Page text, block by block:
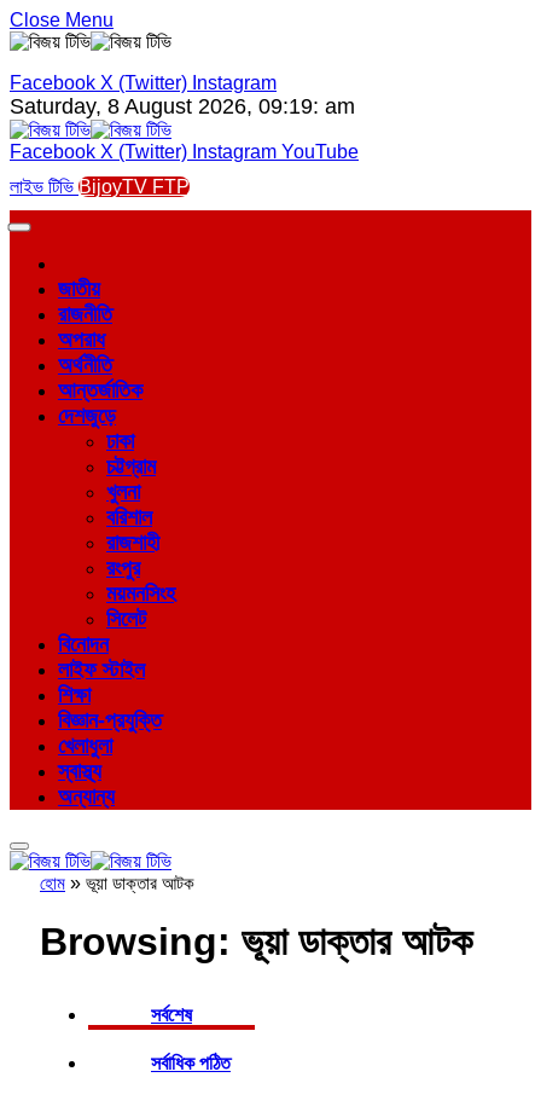
Close Menu
Facebook X (Twitter) Instagram
Saturday, 8 August 2026, 09:19: am
Facebook X (Twitter) Instagram YouTube
লাইভ টিভি BijoyTV FTP
জাতীয়
রাজনীতি
অপরাধ
অর্থনীতি
আন্তর্জাতিক
দেশজুড়ে
ঢাকা
চট্টগ্রাম
খুলনা
বরিশাল
রাজশাহী
রংপুর
ময়মনসিংহ
সিলেট
বিনোদন
লাইফ স্টাইল
শিক্ষা
বিজ্ঞান-প্রযুক্তি
খেলাধুলা
স্বাস্থ্য
অন্যান্য
হোম » ভূয়া ডাক্তার আটক
Browsing: ভূয়া ডাক্তার আটক
সর্বশেষ
সর্বাধিক পঠিত